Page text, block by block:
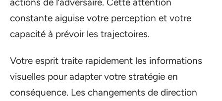
constante aiguise votre perception et votre
capacité à prévoir les trajectoires.
Votre esprit traite rapidement les informations
visuelles pour adapter votre stratégie en
conséquence. Les changements de direction